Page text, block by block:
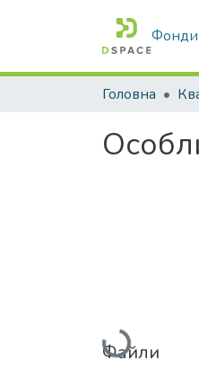
Фонди
Головна
Вантажиться...
Файли